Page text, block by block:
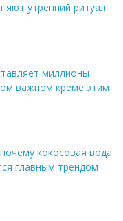
утренний ритуал
миллионы
важном креме этим
кокосовая вода
главным трендом